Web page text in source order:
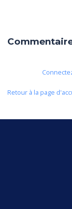
Retour à la page